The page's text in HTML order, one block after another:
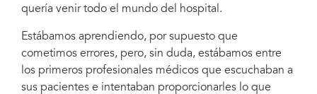
quería venir todo el mundo del hospital.
Estábamos aprendiendo, por supuesto que
cometimos errores, pero, sin duda, estábamos entre
los primeros profesionales médicos que escuchaban a
sus pacientes e intentaban proporcionarles lo que